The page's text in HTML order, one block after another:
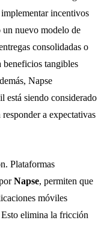
incentivos
un nuevo modelo de
consolidadas o
beneficios tangibles
Napse
está siendo considerado
a expectativas
Plataformas
Napse, permiten que
móviles
Esto elimina la fricción